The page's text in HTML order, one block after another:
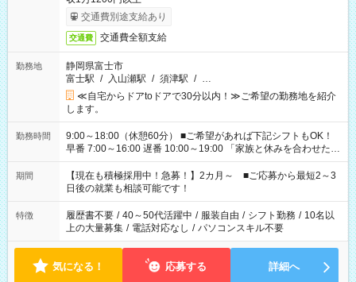
交通費別途支給あり
交通費 交通費全額支給
勤務地
静岡県富士市
富士駅 / 入山瀬駅 / 須津駅 / …
≪自宅からドアtoドアで30分以内！≫ご希望の勤務地を紹介
します。
勤務時間
9:00～18:00（休憩60分） ■ご希望があれば下記シフトもOK！
早番 7:00～16:00 遅番 10:00～19:00 「家族と休みを合わせた
い」 「余裕を持って夕飯の準備がしたい」 「できれば残業はし
たくない」 など、ご希望を教えてくださいね。 ※Wワーク希望
の方へ 今ご覧のお仕事で希望する勤務時間と、もう1つのお仕事
の勤務時間。 合計で週40時間を超える場合は応募できません。
期間
【現在も積極採用中！急募！】2カ月～ ■ご応募から最短2～3
日後の就業も相談可能です！
特徴 履歴書不要 / 40～50代活躍中 / 服装自由 / シフト勤務 / 10名以
上の大量募集 / 電話対応なし / パソコンスキル不要
気になる！ 応募する 詳細へ